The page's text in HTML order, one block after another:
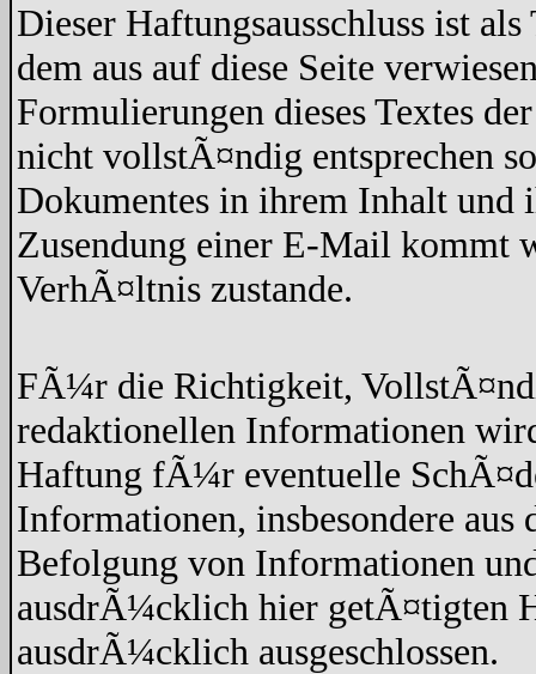
Dieser Haftungsausschluss ist
dem aus auf diese Seite
Formulierungen dieses Textes
nicht vollstÃ¤ndig entsprechen
Dokumentes in ihrem Inhalt
Zusendung einer E-Mail kommt
VerhÃ¤ltnis zustande.
FÃ¼r die Richtigkeit,
redaktionellen Informationen
Haftung fÃ¼r eventuelle
Informationen, insbesondere
Befolgung von Informationen
ausdrÃ¼cklich hier getÃ¤tigten
ausdrÃ¼cklich ausgeschlossen.